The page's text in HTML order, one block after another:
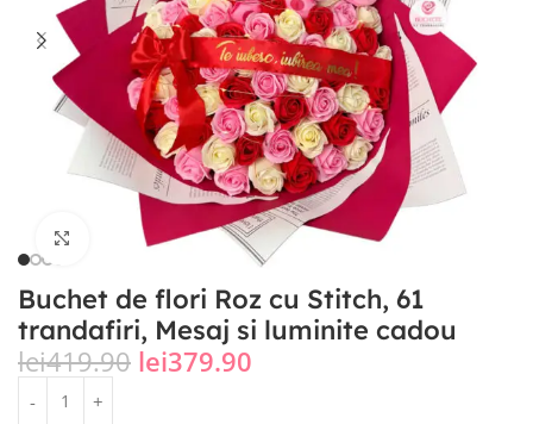
Fă clic pentru a mări
Buchet de flori Roz cu Stitch, 61
trandafiri, Mesaj si luminite cadou
lei419.90 lei379.90